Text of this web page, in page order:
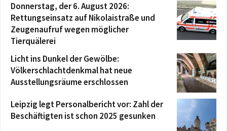
Donnerstag, der 6. August 2026:
Rettungseinsatz auf Nikolaistraße und
Zeugenaufruf wegen möglicher
Tierquälerei
Licht ins Dunkel der Gewölbe:
Völkerschlachtdenkmal hat neue
Ausstellungsräume erschlossen
Leipzig legt Personalbericht vor: Zahl der
Beschäftigten ist schon 2025 gesunken